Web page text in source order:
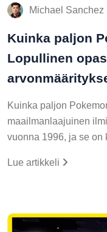
Michael Sanchez
Kuinka paljon
Lopullinen
Kuinka paljon
maailmanlaajuinen
vuonna 1996, ja se
Lue artikkeli